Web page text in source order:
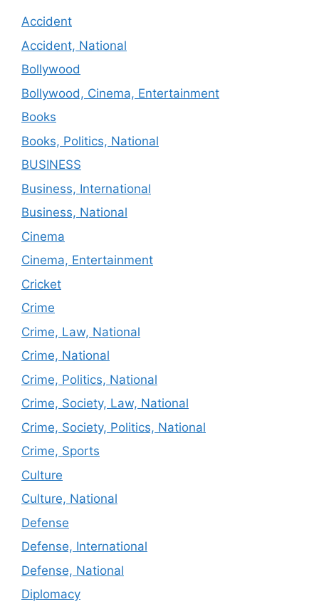
Accident
Accident, National
Bollywood
Bollywood, Cinema, Entertainment
Books
Books, Politics, National
BUSINESS
Business, International
Business, National
Cinema
Cinema, Entertainment
Cricket
Crime
Crime, Law, National
Crime, National
Crime, Politics, National
Crime, Society, Law, National
Crime, Society, Politics, National
Crime, Sports
Culture
Culture, National
Defense
Defense, International
Defense, National
Diplomacy